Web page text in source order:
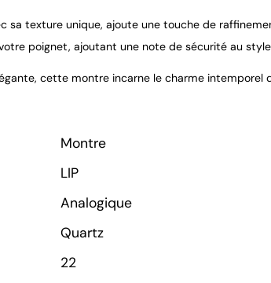
sa texture unique, ajoute une touche de
poignet, ajoutant une note de sécurité au
cette montre incarne le charme intemporel
Montre
LIP
Analogique
Quartz
22